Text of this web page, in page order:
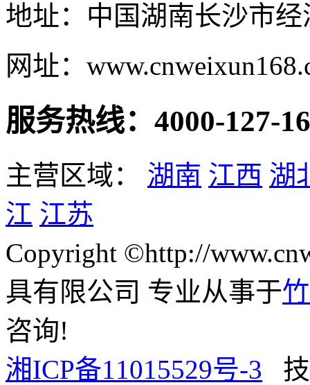
地址：中国湖南长沙市
网址：
服务热线：4000-127-
主营区域： 湖南 江西 湖
江 江苏
Copyright ©http://
具有限公司 专业从事于
咨询!
湘ICP备11015529号-3